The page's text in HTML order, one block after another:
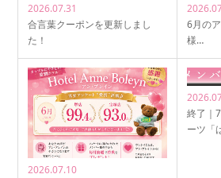
2026.07.31
合言葉クーポンを更新しまし
た！
6月の
様…
2026.07.10
終了｜
ーツ「